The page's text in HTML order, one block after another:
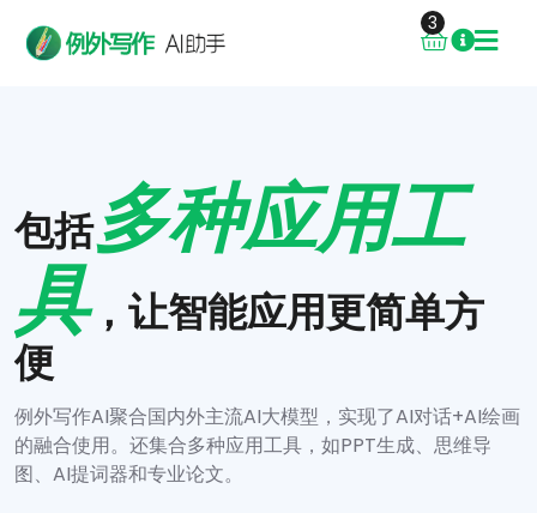
包括多种应用工
具，让智能应用更简单方
便
例外写作AI聚合国内外主流AI大模型，实现了AI对话+AI绘画
的融合使用。还集合多种应用工具，如PPT生成、思维导
图、AI提词器和专业论文。